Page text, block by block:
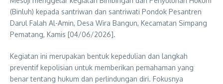
(Binluh) kepada santriwan dan santriwati Pondok Pesantren
Darul Falah Al-Amin, Desa Wira Bangun, Kecamatan Simpang
Pematang, Kamis [04/06/2026].
Kegiatan ini merupakan bentuk kepedulian dan langkah
preventif kepolisian untuk memberikan pemahaman yang
benar tentang hukum dan perlindungan diri. Fokusnya